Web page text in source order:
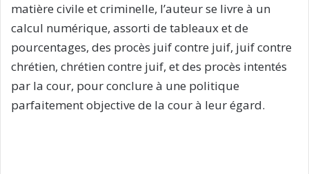
matière civile et criminelle, l’auteur se livre à un
calcul numérique, assorti de tableaux et de
pourcentages, des procès juif contre juif, juif contre
chrétien, chrétien contre juif, et des procès intentés
par la cour, pour conclure à une politique
parfaitement objective de la cour à leur égard.